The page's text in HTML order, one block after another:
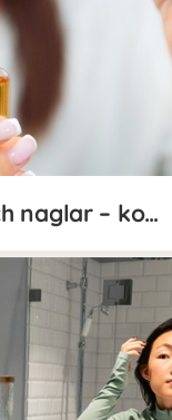
Ricinolja för hår, hud och naglar – komplett guide